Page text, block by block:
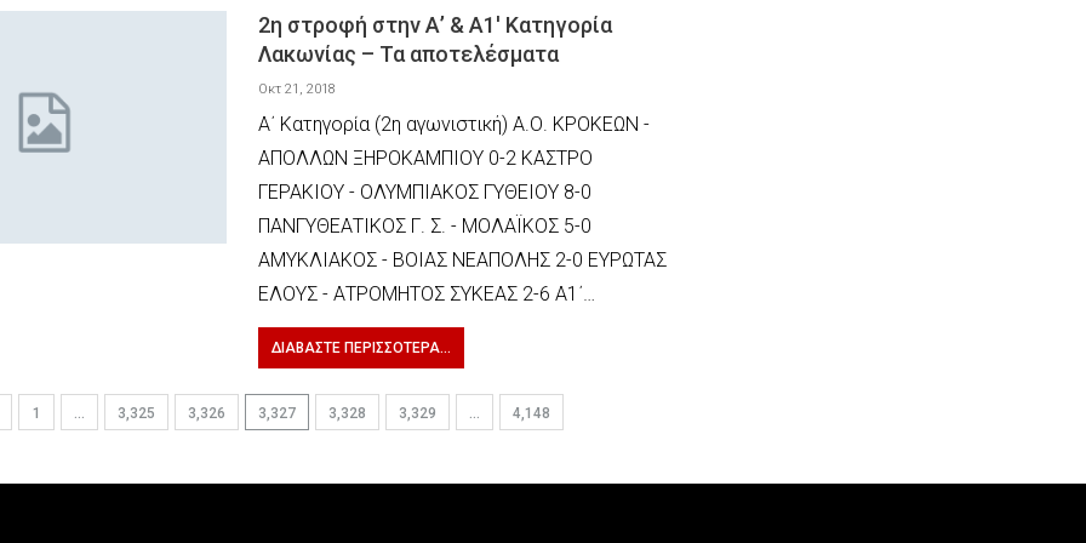
2η στροφή στην Α’ & Α1′ Κατηγορία
Λακωνίας – Τα αποτελέσματα
Οκτ 21, 2018
Α΄ Κατηγορία (2η αγωνιστική) Α.Ο. ΚΡΟΚΕΩΝ -
ΑΠΟΛΛΩΝ ΞΗΡΟΚΑΜΠΙΟΥ 0-2 ΚΑΣΤΡΟ
ΓΕΡΑΚΙΟΥ - ΟΛΥΜΠΙΑΚΟΣ ΓΥΘΕΙΟΥ 8-0
ΠΑΝΓΥΘΕΑΤΙΚΟΣ Γ. Σ. - ΜΟΛΑΪΚΟΣ 5-0
ΑΜΥΚΛΙΑΚΟΣ - ΒΟΙΑΣ ΝΕΑΠΟΛΗΣ 2-0 ΕΥΡΩΤΑΣ
ΕΛΟΥΣ - ΑΤΡΟΜΗΤΟΣ ΣΥΚΕΑΣ 2-6 Α1΄…
ΔΙΑΒΆΣΤΕ ΠΕΡΙΣΣΌΤΕΡΑ...
1 … 3,325 3,326 3,327 3,328 3,329 … 4,148